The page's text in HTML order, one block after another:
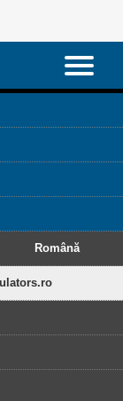
Română